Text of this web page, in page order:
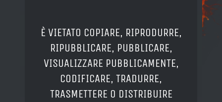
È VIETATO COPIARE, RIPRODURRE,
RIPUBBLICARE, PUBBLICARE,
VISUALIZZARE PUBBLICAMENTE,
CODIFICARE, TRADURRE,
TRASMETTERE O DISTRIBUIRE